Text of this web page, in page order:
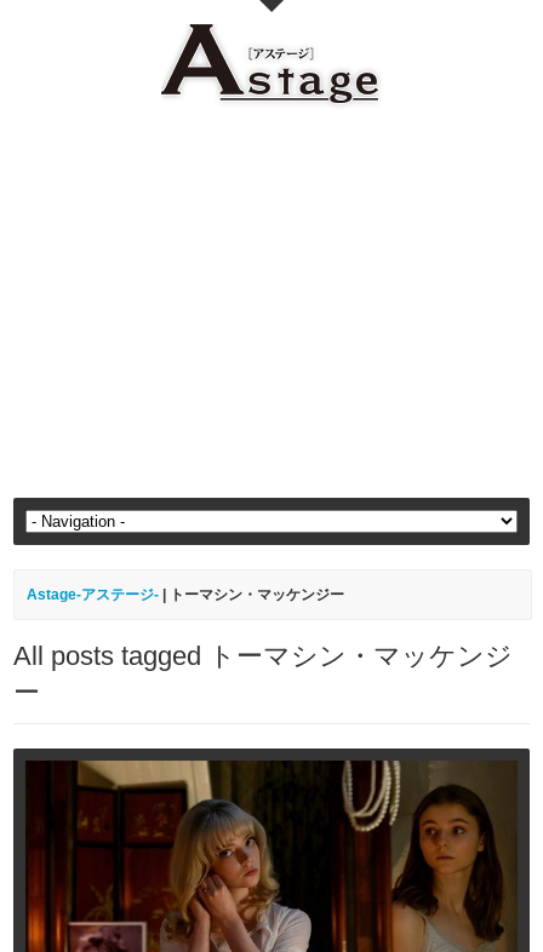
Astage-アステージ- トーマシン・マッケンジー
All posts tagged トーマシン・マッケンジ
ー